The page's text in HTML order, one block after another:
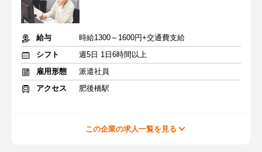
給与
時給1300～1600円+交通費支給
シフト
週5日 1日6時間以上
雇用形態
派遣社員
アクセス
肥後橋駅
この企業の求人一覧を見る